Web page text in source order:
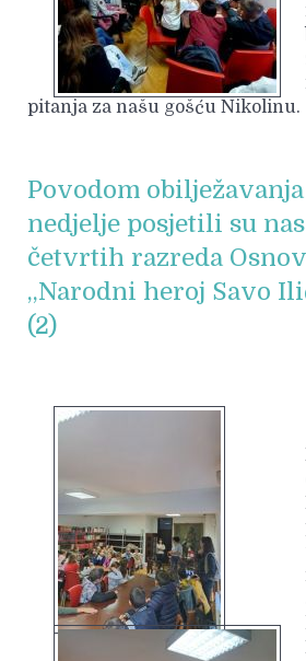
pitanja za našu gošću Nikolinu.
Povodom
nedjelje posjetili su
četvrtih razreda
,,Narodni heroj Savo
(2)